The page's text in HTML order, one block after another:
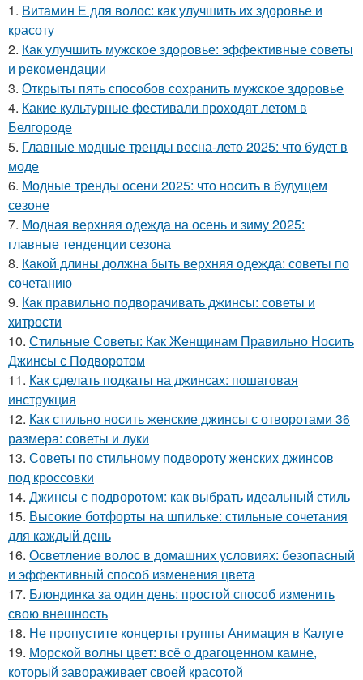
1. Витамин Е для волос: как улучшить их здоровье и
красоту
2. Как улучшить мужское здоровье: эффективные советы
и рекомендации
3. Открыты пять способов сохранить мужское здоровье
4. Какие культурные фестивали проходят летом в
Белгороде
5. Главные модные тренды весна-лето 2025: что будет в
моде
6. Модные тренды осени 2025: что носить в будущем
сезоне
7. Модная верхняя одежда на осень и зиму 2025:
главные тенденции сезона
8. Какой длины должна быть верхняя одежда: советы по
сочетанию
9. Как правильно подворачивать джинсы: советы и
хитрости
10. Стильные Советы: Как Женщинам Правильно Носить
Джинсы с Подворотом
11. Как сделать подкаты на джинсах: пошаговая
инструкция
12. Как стильно носить женские джинсы с отворотами 36
размера: советы и луки
13. Советы по стильному подвороту женских джинсов
под кроссовки
14. Джинсы с подворотом: как выбрать идеальный стиль
15. Высокие ботфорты на шпильке: стильные сочетания
для каждый день
16. Осветление волос в домашних условиях: безопасный
и эффективный способ изменения цвета
17. Блондинка за один день: простой способ изменить
свою внешность
18. Не пропустите концерты группы Анимация в Калуге
19. Морской волны цвет: всё о драгоценном камне,
который завораживает своей красотой